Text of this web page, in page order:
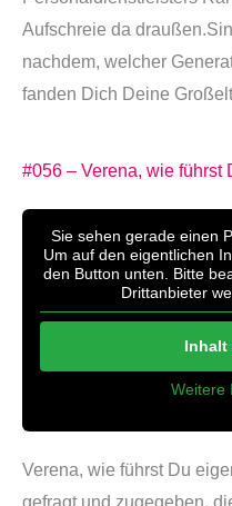
Aufschreie da
nachdem, welcher
fanden Dich Deine
#056 – Verena, wie führst
Sie sehen gerade einen
Um auf den eigentlichen
den Button unten. Bitte
Drittanbieter
Inhalt
Weitere
Verena, wie führst Du
gefragt und zugegeben,